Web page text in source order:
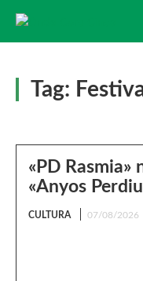
Tag:
«PD Rasmia»
«Anyos
CULTURA 07/08/2026